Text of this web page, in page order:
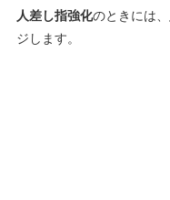
人差し指強化のときには、
ジします。